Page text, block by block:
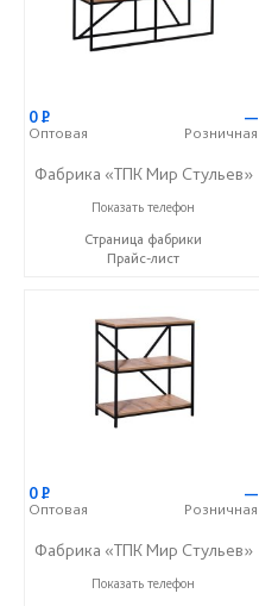
0Р
Оптовая
—
Розничная
Фабрика «ТПК Мир Стульев»
8 (927) 648-00-04
Показать телефон
Страница фабрики
Прайс-лист
0Р
Оптовая
—
Розничная
Фабрика «ТПК Мир Стульев»
8 (927) 648-00-04
Показать телефон